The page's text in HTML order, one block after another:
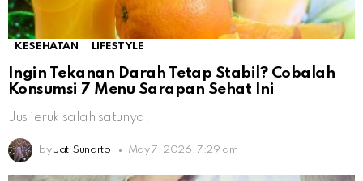
KESEHATAN LIFESTYLE
Ingin Tekanan Darah Tetap Stabil? Cobalah
Konsumsi 7 Menu Sarapan Sehat Ini
Jus jeruk salah satunya!
by Jati Sunarto May 7, 2026, 7:29 am